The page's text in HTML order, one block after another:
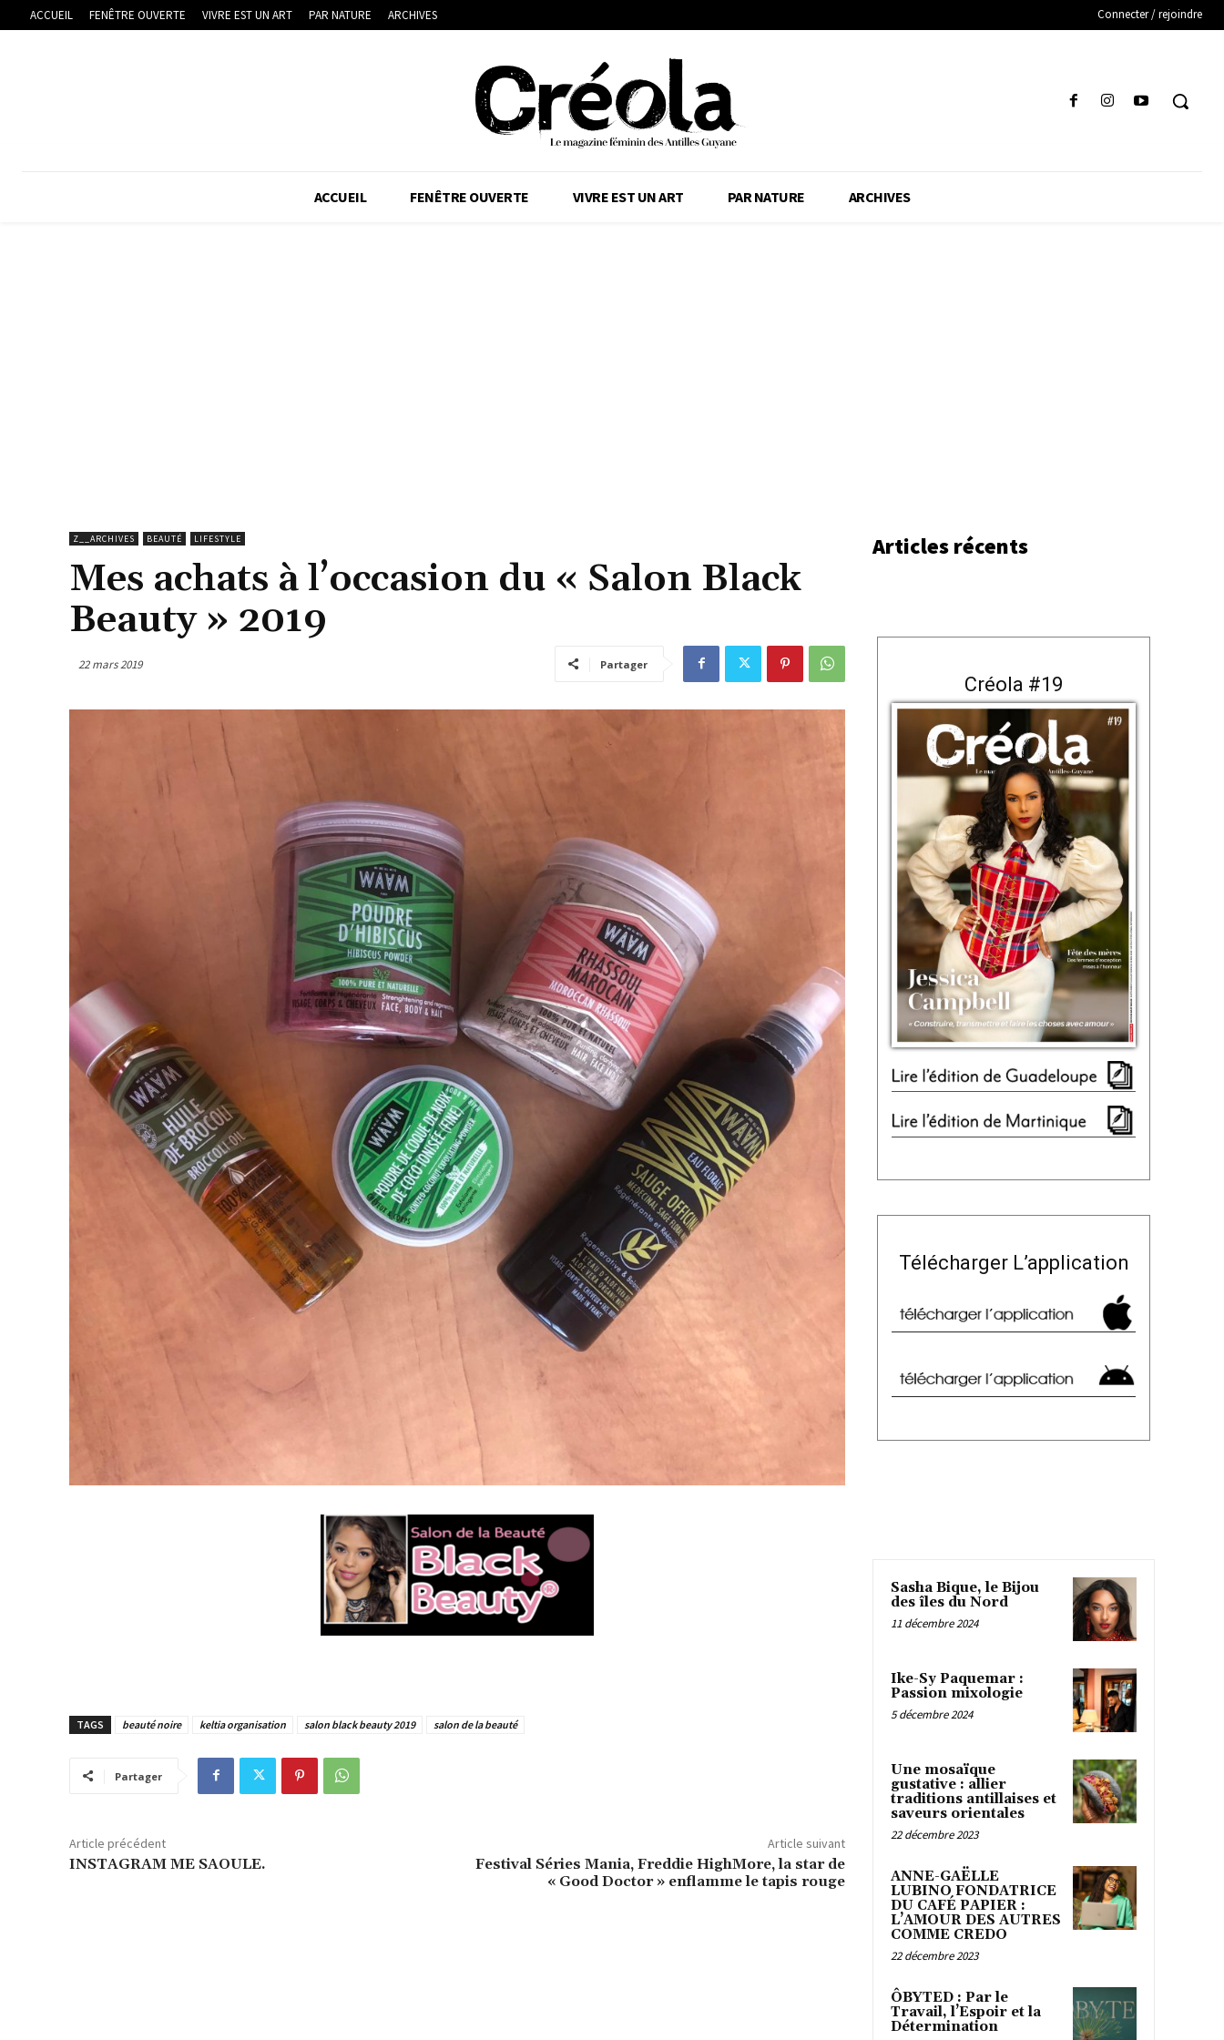
ACCUEIL FENÊTRE OUVERTE VIVRE EST UN ART PAR NATURE ARCHIVES Connecter / rejoindre
ACCUEIL FENÊTRE OUVERTE VIVRE EST UN ART PAR NATURE ARCHIVES
Z__ARCHIVES BEAUTÉ LIFESTYLE
Mes achats à l’occasion du « Salon Black
Beauty » 2019
22 mars 2019 Partager
TAGS beauté noire keltia organisation salon black beauty 2019 salon de la beauté
Partager
Article précédent
INSTAGRAM ME SAOULE.
Article suivant
Festival Séries Mania, Freddie HighMore, la star de
« Good Doctor » enflamme le tapis rouge
Articles récents
Créola #19
Télécharger L’application
Sasha Bique, le Bijou
des îles du Nord
11 décembre 2024
Ike-Sy Paquemar :
Passion mixologie
5 décembre 2024
Une mosaïque
gustative : allier
traditions antillaises et
saveurs orientales
22 décembre 2023
ANNE-GAËLLE
LUBINO FONDATRICE
DU CAFÉ PAPIER :
L’AMOUR DES AUTRES
COMME CREDO
22 décembre 2023
ÔBYTED : Par le
Travail, l’Espoir et la
Détermination